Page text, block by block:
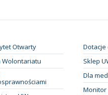
Otwarty
Wolontariatu
Dotacje
Sklep
Dla
Monitor